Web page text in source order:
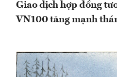
Giao dịch hợp đồng
VN100 tăng mạnh